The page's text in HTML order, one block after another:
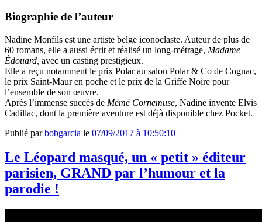
Biographie de l’auteur
Nadine Monfils est une artiste belge iconoclaste. Auteur de plus de
60 romans, elle a aussi écrit et réalisé un long-métrage, Madame
Édouard, avec un casting prestigieux.
Elle a reçu notamment le prix Polar au salon Polar & Co de Cognac,
le prix Saint-Maur en poche et le prix de la Griffe Noire pour
l’ensemble de son œuvre.
Après l’immense succès de Mémé Cornemuse, Nadine invente Elvis
Cadillac, dont la première aventure est déjà disponible chez Pocket.
Publié parbobgarcia le 07/09/2017 à 10:50:10
Le Léopard masqué, un « petit » éditeur
parisien, GRAND par l’humour et la
parodie !